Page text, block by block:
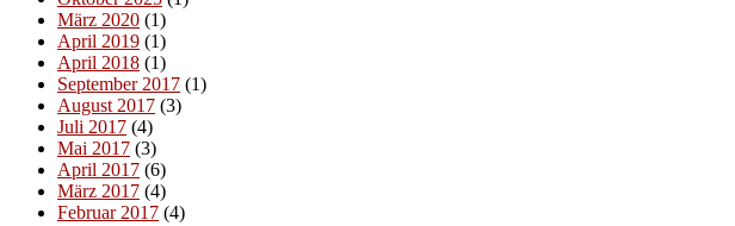
März 2020 (1)
April 2019 (1)
April 2018 (1)
September 2017 (1)
August 2017 (3)
Juli 2017 (4)
Mai 2017 (3)
April 2017 (6)
März 2017 (4)
Februar 2017 (4)